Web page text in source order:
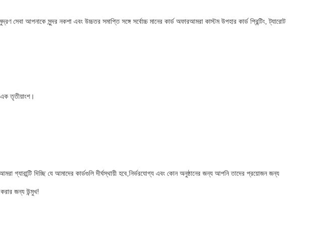
আপনাকে সুন্দর নকশা এবং উচ্চতর সমাপ্তি সঙ্গে সর্বোচ্চ মানের কার্ড অফারআমরা কাস্টম উপহার কার্ড প্রিন্টিং, ট্যারোট
তৃতীয়াংশ।
দিচ্ছি যে আমাদের কার্ডগুলি দীর্ঘস্থায়ী হবে,নির্ভরযোগ্য এবং কোন অনুষ্ঠানের জন্য আপনি তাদের প্রয়োজন জন্য
জন্য উন্মুখ!